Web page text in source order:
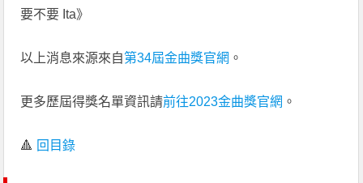
要不要 Ita》
以上消息來源來自第34屆金曲獎官網 。
更多歷屆得獎名單資訊請前往2023金曲獎官網 。
🔺 回目錄